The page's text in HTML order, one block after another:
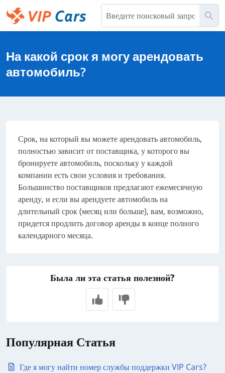
Перейти
к
основному
Help Center - начальная страница
На какой срок я могу арендовать
автомобиль?
Срок, на который вы можете арендовать автомобиль,
полностью зависит от поставщика, у которого вы
бронируете автомобиль, поскольку у каждой
компании есть свои условия и требования.
Большинство поставщиков предлагают ежемесячную
аренду, и если вы арендуете автомобиль на
длительный срок (месяц или больше), вам, возможно,
придется продлить договор аренды в конце полного
календарного месяца.
Была ли эта статья полезной?
Популярная Статья
Где я могу найти номер службы поддержки VIP Cars?